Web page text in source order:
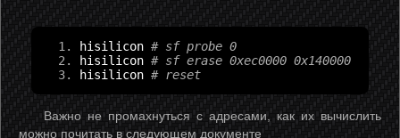
hisilicon # sf probe 0
hisilicon # sf erase 0xec0000 0x140000
hisilicon # reset
Важно не промахнуться с адресами, как их вычислить
можно почитать в следующем документе